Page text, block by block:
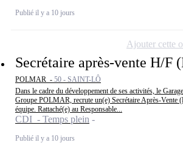
Publié il y a 10 jours
Secrétaire après-vente H/F
POLMAR - 50 - SAINT-LÔ
Dans le cadre du développement de ses activités, le
Groupe POLMAR, recrute un(e) Secrétaire Après-Vente
équipe. Rattaché(e) au Responsable...
CDI - Temps plein
Publié il y a 10 jours
Ajouter cette